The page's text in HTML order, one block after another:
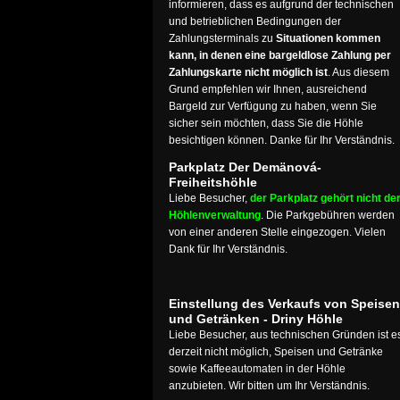
informieren, dass es aufgrund der technischen
und betrieblichen Bedingungen der
Zahlungsterminals zu Situationen kommen
kann, in denen eine bargeldlose Zahlung per
Zahlungskarte nicht möglich ist. Aus diesem
Grund empfehlen wir Ihnen, ausreichend
Bargeld zur Verfügung zu haben, wenn Sie
sicher sein möchten, dass Sie die Höhle
besichtigen können. Danke für Ihr Verständnis.
Parkplatz Der Demänová-
Freiheitshöhle
Liebe Besucher, der Parkplatz gehört nicht der
Höhlenverwaltung. Die Parkgebühren werden
von einer anderen Stelle eingezogen. Vielen
Dank für Ihr Verständnis.
Einstellung des Verkaufs von Speisen
und Getränken - Driny Höhle
Liebe Besucher, aus technischen Gründen ist
derzeit nicht möglich, Speisen und Getränke
sowie Kaffeeautomaten in der Höhle
anzubieten. Wir bitten um Ihr Verständnis.